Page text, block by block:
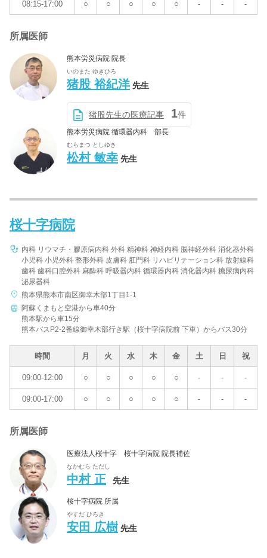
08:15-17:00 ○ ○ ○ ○ ○ - - -
所属医師
熊本労災病院 院長
いのまた ゆきひろ
猪股 裕紀洋 先生
猪股先生の医療記事 1件
熊本労災病院 循環器内科 部長
むらまつ としゆき
松村 敏幸 先生
桜十字病院
内科 リウマチ・膠原病内科 外科 精神科 神経内科 脳神経外科 消化器外科
小児科 小児外科 整形外科 皮膚科 肛門科 リハビリテーション科 放射線科
歯科 歯科口腔外科 麻酔科 呼吸器内科 循環器内科 消化器内科 糖尿病内科
泌尿器科
熊本県熊本市南区御幸木部1丁目1-1
阿蘇くまもと空港から車40分
熊本駅から車15分
熊本バスP2-2番線御幸木部行き駅（桜十字病院前 下車）からバス30分
時間 月 火 水 木 金 土 日 祝
09:00-12:00 ○ ○ ○ ○ ○ - - -
09:00-17:00 ○ ○ ○ ○ ○ - - -
所属医師
医療法人桜十字 桜十字病院 院長補佐
なかむら ただし
中村 正 先生
桜十字病院 所属
やすだ ひろき
安田 広樹 先生